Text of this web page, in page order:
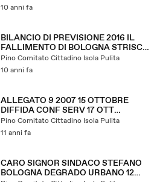
definitivo
10 anni fa
BILANCIO DI PREVISIONE 2016 IL
FALLIMENTO DI BOLOGNA STRISCE
BLU 2016
Pino Comitato Cittadino Isola Pulita
10 anni fa
ALLEGATO 9 2007 15 OTTOBRE
DIFFIDA CONF SERV 17 OTT
CONCESSIONE PETCOKE SODANO
FUNDARO
Pino Comitato Cittadino Isola Pulita
11 anni fa
CARO SIGNOR SINDACO STEFANO
BOLOGNA DEGRADO URBANO 12